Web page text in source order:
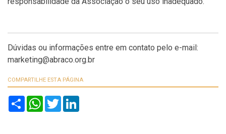
Dúvidas ou informações entre em contato pelo e-mail:
marketing@abraco.org.br
COMPARTILHE ESTA PÁGINA
S
W
T
w